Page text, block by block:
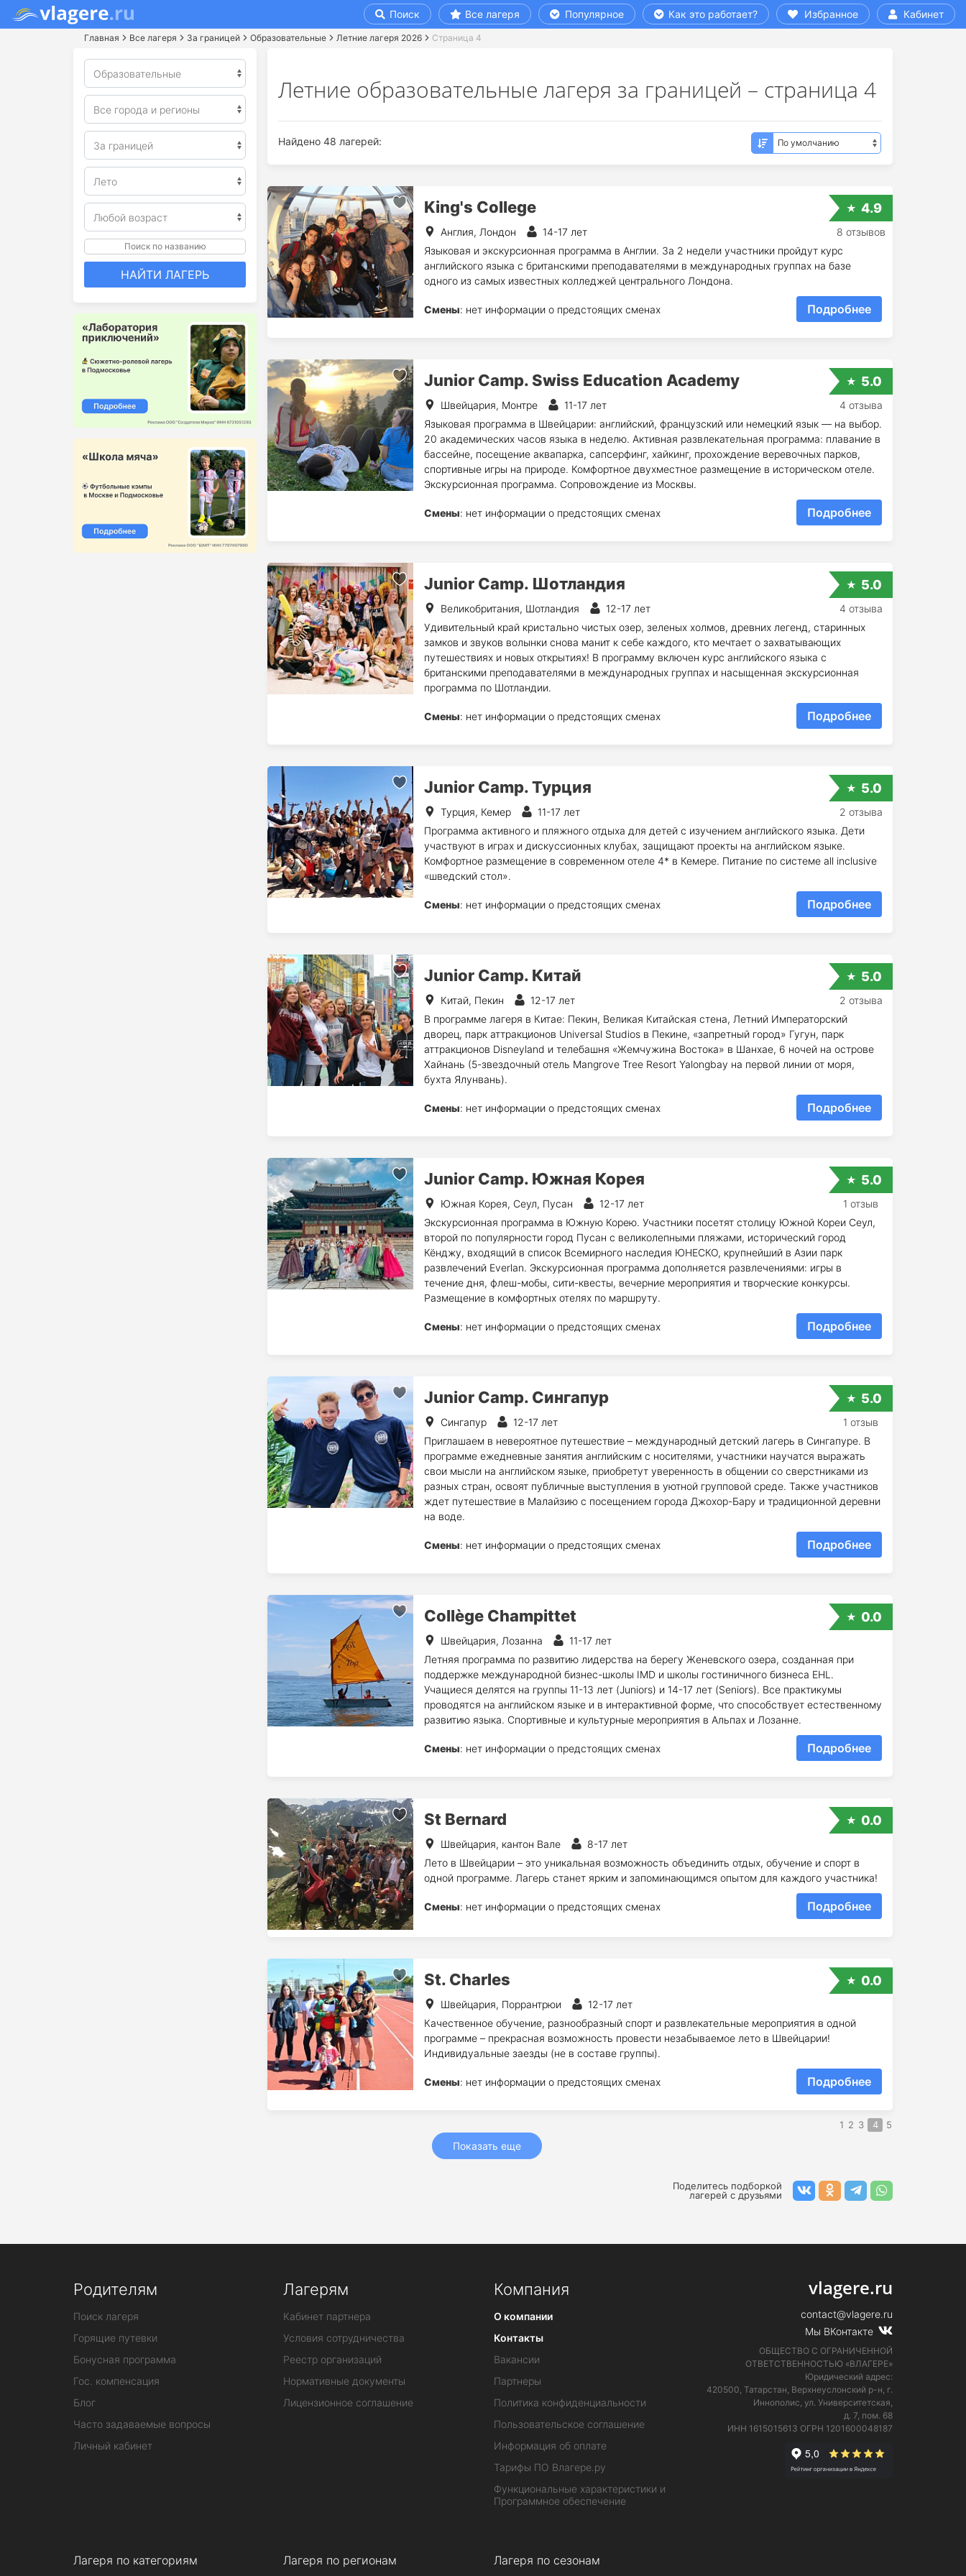
Поиск Все лагеря Популярное Как это работает? Избранное Кабинет
Главная Все лагеря За границей Образовательные Летние лагеря 2026 Страница 4
Поиск по названию
НАЙТИ ЛАГЕРЬ
Летние образовательные лагеря за границей – страница 4
Найдено 48 лагерей:
King's College
Англия, Лондон
14-17 лет
Языковая и экскурсионная программа в Англии. За 2 недели участники пройдут курс
английского языка с британскими преподавателями в международных группах на базе
одного из самых известных колледжей центрального Лондона.
Смены: нет информации о предстоящих сменах Подробнее
4.9
8 отзывов
Junior Camp. Swiss Education Academy
Швейцария, Монтре
11-17 лет
Языковая программа в Швейцарии: английский, французский или немецкий язык — на выбор.
20 академических часов языка в неделю. Активная развлекательная программа: плавание в
бассейне, посещение аквапарка, сапсерфинг, хайкинг, прохождение веревочных парков,
спортивные игры на природе. Комфортное двухместное размещение в историческом отеле.
Экскурсионная программа. Сопровождение из Москвы.
Смены: нет информации о предстоящих сменах Подробнее
5.0
4 отзыва
Junior Camp. Шотландия
Великобритания, Шотландия
12-17 лет
Удивительный край кристально чистых озер, зеленых холмов, древних легенд, старинных
замков и звуков волынки снова манит к себе каждого, кто мечтает о захватывающих
путешествиях и новых открытиях! В программу включен курс английского языка с
британскими преподавателями в международных группах и насыщенная экскурсионная
программа по Шотландии.
Смены: нет информации о предстоящих сменах Подробнее
5.0
4 отзыва
Junior Camp. Турция
Турция, Кемер
11-17 лет
Программа активного и пляжного отдыха для детей с изучением английского языка. Дети
участвуют в играх и дискуссионных клубах, защищают проекты на английском языке.
Комфортное размещение в современном отеле 4* в Кемере. Питание по системе all inclusive
«шведский стол».
Смены: нет информации о предстоящих сменах Подробнее
5.0
2 отзыва
Junior Camp. Китай
Китай, Пекин
12-17 лет
В программе лагеря в Китае: Пекин, Великая Китайская стена, Летний Императорский
дворец, парк аттракционов Universal Studios в Пекине, «запретный город» Гугун, парк
аттракционов Disneyland и телебашня «Жемчужина Востока» в Шанхае, 6 ночей на острове
Хайнань (5-звездочный отель Mangrove Tree Resort Yalongbay на первой линии от моря,
бухта Ялунвань).
Смены: нет информации о предстоящих сменах Подробнее
5.0
2 отзыва
Junior Camp. Южная Корея
Южная Корея, Сеул, Пусан
12-17 лет
Экскурсионная программа в Южную Корею. Участники посетят столицу Южной Кореи Сеул,
второй по популярности город Пусан с великолепными пляжами, исторический город
Кёнджу, входящий в список Всемирного наследия ЮНЕСКО, крупнейший в Азии парк
развлечений Everlan. Экскурсионная программа дополняется развлечениями: игры в
течение дня, флеш-мобы, сити-квесты, вечерние мероприятия и творческие конкурсы.
Размещение в комфортных отелях по маршруту.
Смены: нет информации о предстоящих сменах Подробнее
5.0
1 отзыв
Junior Camp. Сингапур
Сингапур
12-17 лет
Приглашаем в невероятное путешествие – международный детский лагерь в Сингапуре. В
программе ежедневные занятия английским с носителями, участники научатся выражать
свои мысли на английском языке, приобретут уверенность в общении со сверстниками из
разных стран, освоят публичные выступления в уютной групповой среде. Также участников
ждет путешествие в Малайзию с посещением города Джохор-Бару и традиционной деревни
на воде.
Смены: нет информации о предстоящих сменах Подробнее
5.0
1 отзыв
Collège Champittet
Швейцария, Лозанна
11-17 лет
Летняя программа по развитию лидерства на берегу Женевского озера, созданная при
поддержке международной бизнес-школы IMD и школы гостиничного бизнеса EHL.
Учащиеся делятся на группы 11-13 лет (Juniors) и 14-17 лет (Seniors). Все практикумы
проводятся на английском языке и в интерактивной форме, что способствует естественному
развитию языка. Спортивные и культурные мероприятия в Альпах и Лозанне.
Смены: нет информации о предстоящих сменах Подробнее
0.0
St Bernard
Швейцария, кантон Вале
8-17 лет
Лето в Швейцарии – это уникальная возможность объединить отдых, обучение и спорт в
одной программе. Лагерь станет ярким и запоминающимся опытом для каждого участника!
Смены: нет информации о предстоящих сменах Подробнее
0.0
St. Charles
Швейцария, Поррантрюи
12-17 лет
Качественное обучение, разнообразный спорт и развлекательные мероприятия в одной
программе – прекрасная возможность провести незабываемое лето в Швейцарии!
Индивидуальные заезды (не в составе группы).
Смены: нет информации о предстоящих сменах Подробнее
0.0
1 2 3 4 5
Показать еще
Поделитесь подборкой
лагерей с друзьями
Родителям
Поиск лагеря
Горящие путевки
Бонусная программа
Гос. компенсация
Блог
Часто задаваемые вопросы
Личный кабинет
Лагерям
Кабинет партнера
Условия сотрудничества
Реестр организаций
Нормативные документы
Лицензионное соглашение
Компания
О компании
Контакты
Вакансии
Партнеры
Политика конфиденциальности
Пользовательское соглашение
Информация об оплате
Тарифы ПО Влагере.ру
Функциональные характеристики и
Программное обеспечение
Лагеря по категориям Лагеря по регионам Лагеря по сезонам
vlagere.ru
contact@vlagere.ru
Мы ВКонтакте
ОБЩЕСТВО С ОГРАНИЧЕННОЙ
ОТВЕТСТВЕННОСТЬЮ «ВЛАГЕРЕ»
Юридический адрес:
420500, Татарстан, Верхнеуслонский р-н, г.
Иннополис, ул. Университетская,
д. 7, пом. 68
ИНН 1615015613 ОГРН 1201600048187